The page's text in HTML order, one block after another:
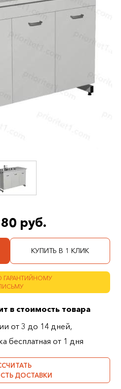
руб.
КУПИТЬ В 1 КЛИК
ГАРАНТИЙНОМУ
в стоимость товара
от 3 до 14 дней,
бесплатная от 1 дня
ДОСТАВКИ